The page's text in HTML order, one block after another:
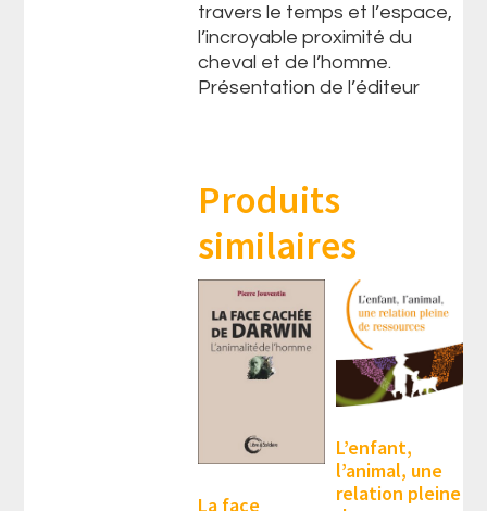
travers le temps et l’espace,
l’incroyable proximité du
cheval et de l’homme.
Présentation de l’éditeur
Produits
similaires
La face
L’enfant,
l’animal, une
relation pleine